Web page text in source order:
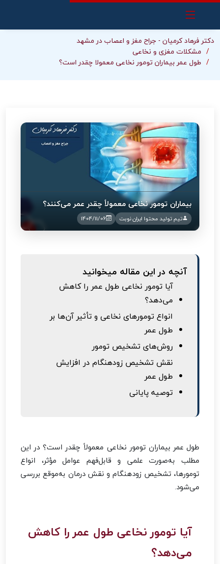
دکتر فرهاد کرمیان - جراح مغز و اعصاب در مشهد
مشکلات مغزی و نخاعی
طول عمر بیماران تومور نخاعی معمولا چقدر است؟
بیماران تومور نخاعی معمولاً چقدر عمر می‌کنند؟
تیم تولید محتوا ایران نوبت 1404/11/06
آنچه در این مقاله میخوانید
آیا تومور نخاعی طول عمر را کاهش
می‌دهد؟
انواع تومورهای نخاعی و تأثیر آن‌ها بر
طول عمر
روش‌های تشخیص تومور
نقش تشخیص زودهنگام در افزایش
طول عمر
توصیه پایانی
طول عمر بیماران تومور نخاعی معمولاً چقدر است؟ در این
مطلب به‌صورت علمی و قابل‌فهم عوامل مؤثر، انواع
تومورها، تشخیص زودهنگام و نقش درمان به‌موقع بررسی
می‌شود.
آیا تومور نخاعی طول عمر را کاهش
می‌دهد؟